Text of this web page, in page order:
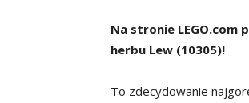
Na stronie LEGO.com
herbu Lew (10305)!
To zdecydowanie